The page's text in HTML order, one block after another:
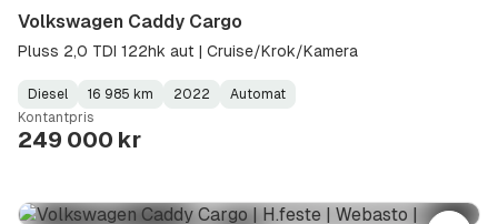
Volkswagen Caddy Cargo
Pluss 2,0 TDI 122hk aut | Cruise/Krok/Kamera
Fuel
Type:
Diesel
Kilometerstand:
16 985 km
Model
Year:
2022
Gearbox
Type:
Automat
Kontantpris
249 000 kr